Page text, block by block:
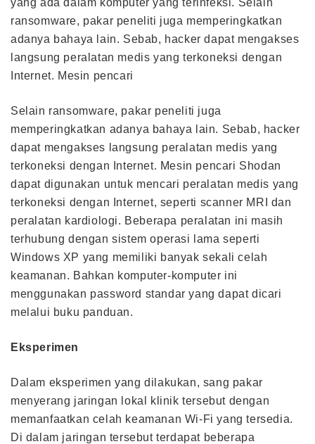
yang ada dalam komputer yang terinfeksi. Selain
ransomware, pakar peneliti juga memperingkatkan
adanya bahaya lain. Sebab, hacker dapat mengakses
langsung peralatan medis yang terkoneksi dengan
Internet. Mesin pencari
Selain ransomware, pakar peneliti juga
memperingkatkan adanya bahaya lain. Sebab, hacker
dapat mengakses langsung peralatan medis yang
terkoneksi dengan Internet. Mesin pencari Shodan
dapat digunakan untuk mencari peralatan medis yang
terkoneksi dengan Internet, seperti scanner MRI dan
peralatan kardiologi. Beberapa peralatan ini masih
terhubung dengan sistem operasi lama seperti
Windows XP yang memiliki banyak sekali celah
keamanan. Bahkan komputer-komputer ini
menggunakan password standar yang dapat dicari
melalui buku panduan.
Eksperimen
Dalam eksperimen yang dilakukan, sang pakar
menyerang jaringan lokal klinik tersebut dengan
memanfaatkan celah keamanan Wi-Fi yang tersedia.
Di dalam jaringan tersebut terdapat beberapa